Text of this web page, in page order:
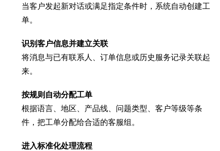
当客户发起新对话或满足指定条件时，系统自动创建工
单。
识别客户信息并建立关联
将消息与已有联系人、订单信息或历史服务记录关联起
来。
按规则自动分配工单
根据语言、地区、产品线、问题类型、客户等级等条
件，把工单分配给合适的客服组。
进入标准化处理流程